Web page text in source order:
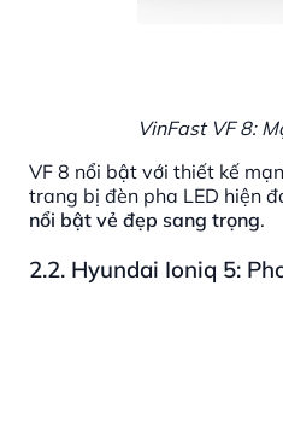
VinFast VF 8:
VF 8 nổi bật với thiết kế
trang bị đèn pha LED hiện
nổi bật vẻ đẹp sang trọng.
2.2. Hyundai Ioniq 5: